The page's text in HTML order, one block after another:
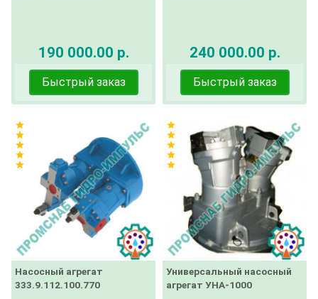
190 000.00 р.
Быстрый заказ
240 000.00 р.
Быстрый заказ
Насосный агрегат
333.9.112.100.770
star
star
star
star
star
Универсальный насосный
агрегат УНА-1000
star
star
star
star
star